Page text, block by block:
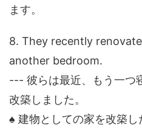
ます。
8. They recently
another bedroom.
--- 彼らは最近、もう一つ
改築しました。
♠ 建物としての家を改築し